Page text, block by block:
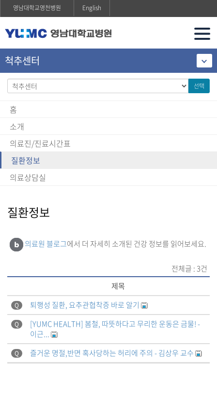
영남대학교영천병원 English
척추센터
선택
홈
소개
의료진/진료시간표
질환정보
의료상담실
질환정보
의료원 블로그에서 더 자세히 소개된 건강 정보를 읽어보세요.
전체글 : 3건
제목
Q 퇴행성 질환, 요추관협착증 바로 알기
Q
[YUMC HEALTH] 봄철, 따뜻하다고 무리한 운동은 금물! -
이근...
Q 즐거운 명절,반면 혹사당하는 허리에 주의 - 김상우 교수